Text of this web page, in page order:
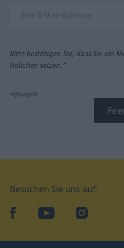
Bitte bestätigen Sie, dass Sie ein
Häkchen setzen.*
*Pflichtfeld
Besuchen Sie uns auf:
facebookYouTube Instagram